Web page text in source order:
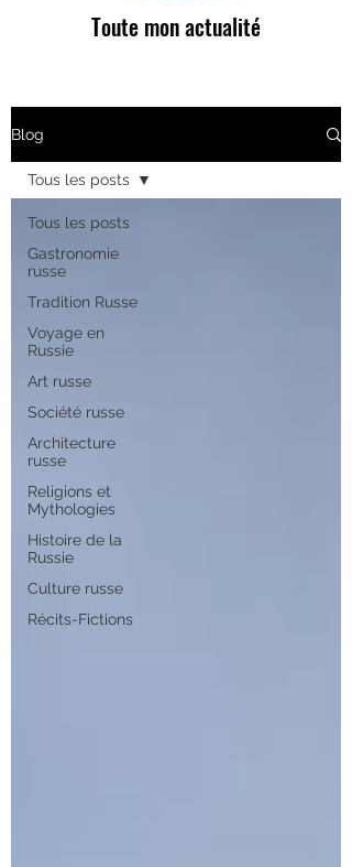
Toute mon actualité
Blog
Tous les posts
Gastronomie
russe
Tradition Russe
Voyage en
Russie
Art russe
Société russe
Architecture
russe
Religions et
Mythologies
Histoire de la
Russie
Culture russe
Récits-Fictions
Tous les posts